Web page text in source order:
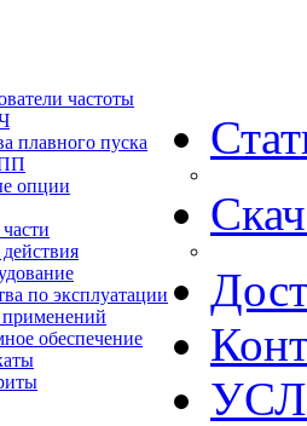
частоты
плавного пуска
опции
по эксплуатации
применений
обеспечение